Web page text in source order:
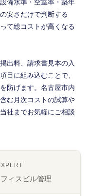
備水準・空室率・築年
安さだけで判断する
て総コストが高くなる
出料、請求書見本の入
目に組み込むことで、
防げます。名古屋市内
む月次コストの試算や
社までお気軽にご相談
ィスビル管理